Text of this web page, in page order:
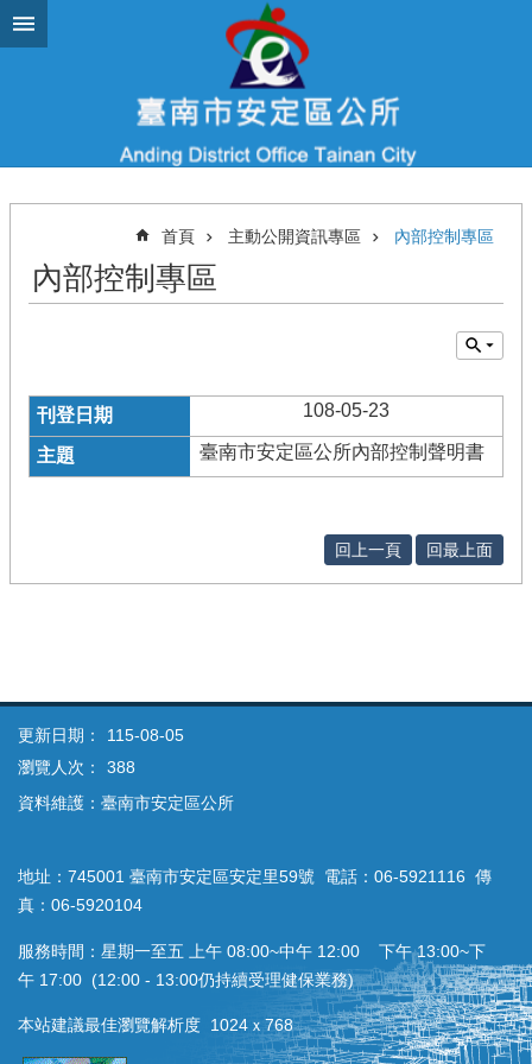
跳到主要內容區塊
首頁 主動公開資訊專區 內部控制專區
內部控制專區
108-05-23
臺南市安定區公所內部控制聲明書
回上一頁 回最上面
更新日期：
115-08-05
瀏覽人次：
388
資料維護：臺南市安定區公所
地址：745001 臺南市安定區安定里59號 電話：06-5921116 傳
真：06-5920104
服務時間：星期一至五 上午 08:00~中午 12:00 下午 13:00~下
午 17:00 (12:00 - 13:00仍持續受理健保業務)
本站建議最佳瀏覽解析度 1024ｘ768